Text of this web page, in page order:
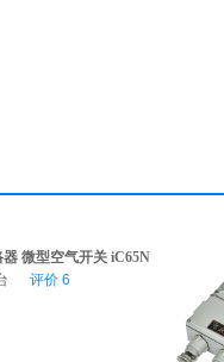
微型空气开关 iC65N
评价 6